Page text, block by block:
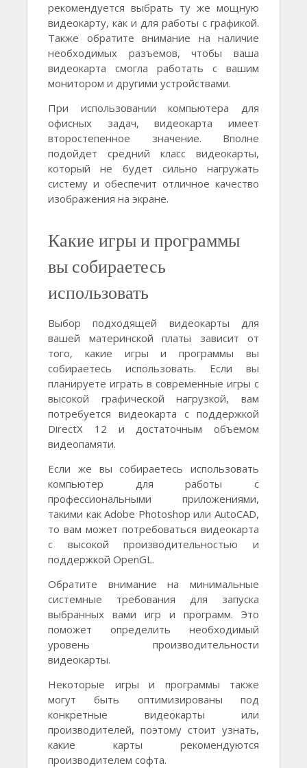
рекомендуется выбрать ту же мощную
видеокарту, как и для работы с графикой.
Также обратите внимание на наличие
необходимых разъемов, чтобы ваша
видеокарта смогла работать с вашим
монитором и другими устройствами.
При использовании компьютера для
офисных задач, видеокарта имеет
второстепенное значение. Вполне
подойдет средний класс видеокарты,
который не будет сильно нагружать
систему и обеспечит отличное качество
изображения на экране.
Какие игры и программы
вы собираетесь
использовать
Выбор подходящей видеокарты для
вашей материнской платы зависит от
того, какие игры и программы вы
собираетесь использовать. Если вы
планируете играть в современные игры с
высокой графической нагрузкой, вам
потребуется видеокарта с поддержкой
DirectX 12 и достаточным объемом
видеопамяти.
Если же вы собираетесь использовать
компьютер для работы с
профессиональными приложениями,
такими как Adobe Photoshop или AutoCAD,
то вам может потребоваться видеокарта
с высокой производительностью и
поддержкой OpenGL.
Обратите внимание на минимальные
системные требования для запуска
выбранных вами игр и программ. Это
поможет определить необходимый
уровень производительности
видеокарты.
Некоторые игры и программы также
могут быть оптимизированы под
конкретные видеокарты или
производителей, поэтому стоит узнать,
какие карты рекомендуются
производителем софта.